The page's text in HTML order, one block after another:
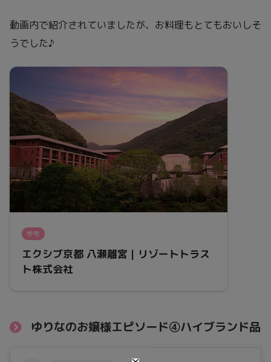
動画内で紹介されていましたが、お料理もとてもおいしそ
うでした♪
参考
エクシブ京都 八瀬離宮｜リゾートトラス
ト株式会社
ゆりなのお嬢様エピソード④ハイブランド品